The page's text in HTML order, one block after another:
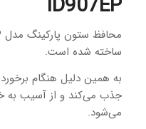
ID907EP
ساخته شده است.
به همین دلیل هنگام
جذب می‌کند و از آسیب به
می‌شود.